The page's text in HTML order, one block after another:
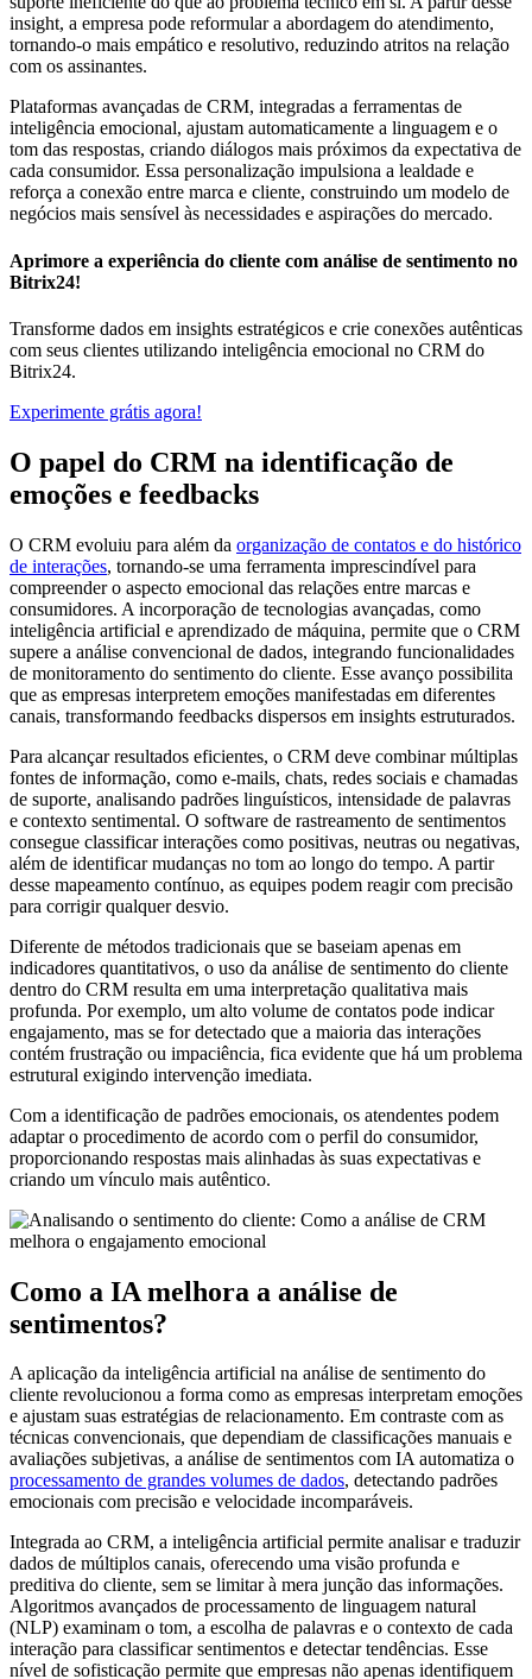
insight, a empresa pode reformular a abordagem do atendimento,
tornando-o mais empático e resolutivo, reduzindo atritos na relação
com os assinantes.
Plataformas avançadas de CRM, integradas a ferramentas de
inteligência emocional, ajustam automaticamente a linguagem e o
tom das respostas, criando diálogos mais próximos da expectativa de
cada consumidor. Essa personalização impulsiona a lealdade e
reforça a conexão entre marca e cliente, construindo um modelo de
negócios mais sensível às necessidades e aspirações do mercado.
Aprimore a experiência do cliente com análise de sentimento no
Bitrix24!
Transforme dados em insights estratégicos e crie conexões autênticas
com seus clientes utilizando inteligência emocional no CRM do
Bitrix24.
Experimente grátis agora!
O papel do CRM na identificação de
emoções e feedbacks
O CRM evoluiu para além da organização de contatos e do histórico
de interações, tornando-se uma ferramenta imprescindível para
compreender o aspecto emocional das relações entre marcas e
consumidores. A incorporação de tecnologias avançadas, como
inteligência artificial e aprendizado de máquina, permite que o CRM
supere a análise convencional de dados, integrando funcionalidades
de monitoramento do sentimento do cliente. Esse avanço possibilita
que as empresas interpretem emoções manifestadas em diferentes
canais, transformando feedbacks dispersos em insights estruturados.
Para alcançar resultados eficientes, o CRM deve combinar múltiplas
fontes de informação, como e-mails, chats, redes sociais e chamadas
de suporte, analisando padrões linguísticos, intensidade de palavras
e contexto sentimental. O software de rastreamento de sentimentos
consegue classificar interações como positivas, neutras ou negativas,
além de identificar mudanças no tom ao longo do tempo. A partir
desse mapeamento contínuo, as equipes podem reagir com precisão
para corrigir qualquer desvio.
Diferente de métodos tradicionais que se baseiam apenas em
indicadores quantitativos, o uso da análise de sentimento do cliente
dentro do CRM resulta em uma interpretação qualitativa mais
profunda. Por exemplo, um alto volume de contatos pode indicar
engajamento, mas se for detectado que a maioria das interações
contém frustração ou impaciência, fica evidente que há um problema
estrutural exigindo intervenção imediata.
Com a identificação de padrões emocionais, os atendentes podem
adaptar o procedimento de acordo com o perfil do consumidor,
proporcionando respostas mais alinhadas às suas expectativas e
criando um vínculo mais autêntico.
Como a IA melhora a análise de
sentimentos?
A aplicação da inteligência artificial na análise de sentimento do
cliente revolucionou a forma como as empresas interpretam emoções
e ajustam suas estratégias de relacionamento. Em contraste com as
técnicas convencionais, que dependiam de classificações manuais e
avaliações subjetivas, a análise de sentimentos com IA automatiza o
processamento de grandes volumes de dados, detectando padrões
emocionais com precisão e velocidade incomparáveis.
Integrada ao CRM, a inteligência artificial permite analisar e traduzir
dados de múltiplos canais, oferecendo uma visão profunda e
preditiva do cliente, sem se limitar à mera junção das informações.
Algoritmos avançados de processamento de linguagem natural
(NLP) examinam o tom, a escolha de palavras e o contexto de cada
interação para classificar sentimentos e detectar tendências. Esse
nível de sofisticação permite que empresas não apenas identifiquem